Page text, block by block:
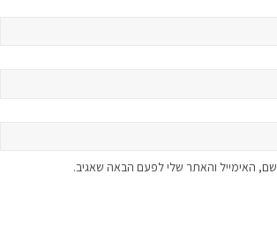
האימייל והאתר שלי לפעם הבאה שאגיב.